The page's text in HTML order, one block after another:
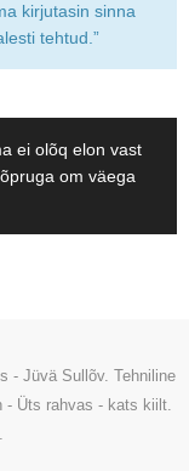
kirjutasin sinna
tehtud.”
ei olõq elon vast
om väega
- Jüvä Sullõv. Tehniline
- Üts rahvas - kats kiilt.